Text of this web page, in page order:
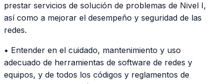
prestar servicios de solución de problemas de Nivel I,
así como a mejorar el desempeño y seguridad de las
redes.
• Entender en el cuidado, mantenimiento y uso
adecuado de herramientas de software de redes y
equipos, y de todos los códigos y reglamentos de